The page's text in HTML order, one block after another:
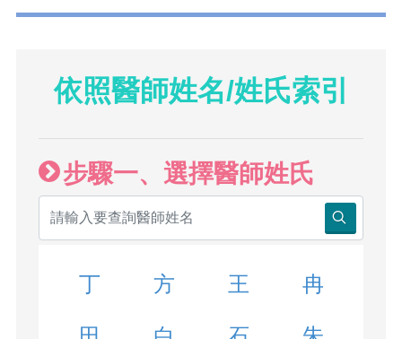
依照醫師姓名/姓氏索引
步驟一、選擇醫師姓氏
丁 方 王 冉